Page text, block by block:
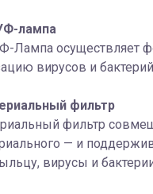
лампа
Лампа осуществляет
вирусов и
фильтр
фильтр
— и
вирусы и